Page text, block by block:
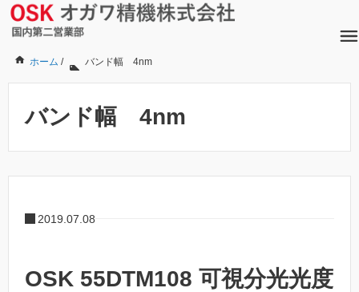
ホーム / バンド幅 4nm
バンド幅 4nm
2019.07.08
OSK 55DTM108 可視分光光度